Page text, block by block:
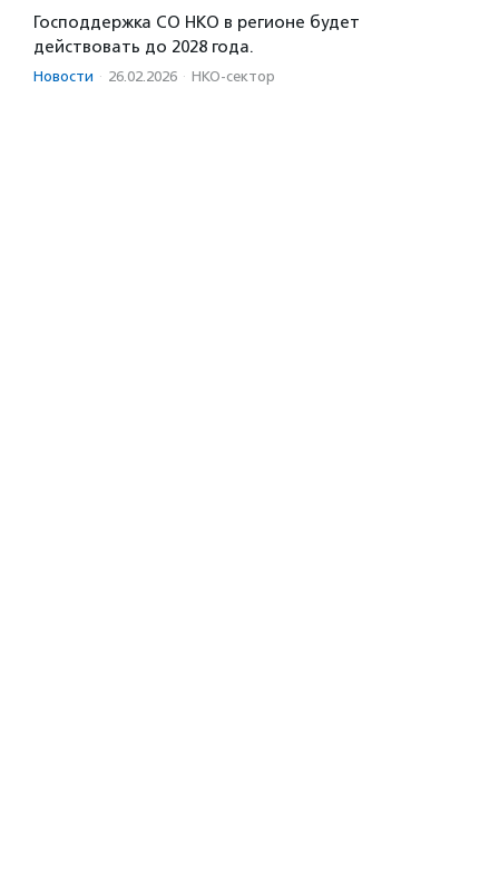
Господдержка СО НКО в регионе будет
действовать до 2028 года.
Новости · 26.02.2026 · НКО-сектор